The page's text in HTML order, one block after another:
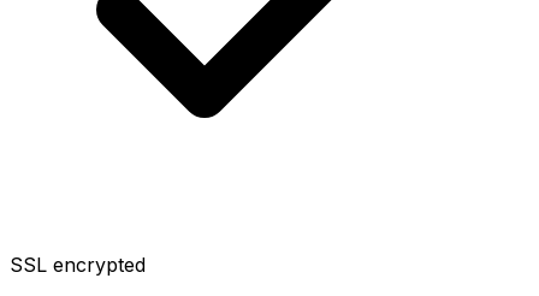
SSL encrypted